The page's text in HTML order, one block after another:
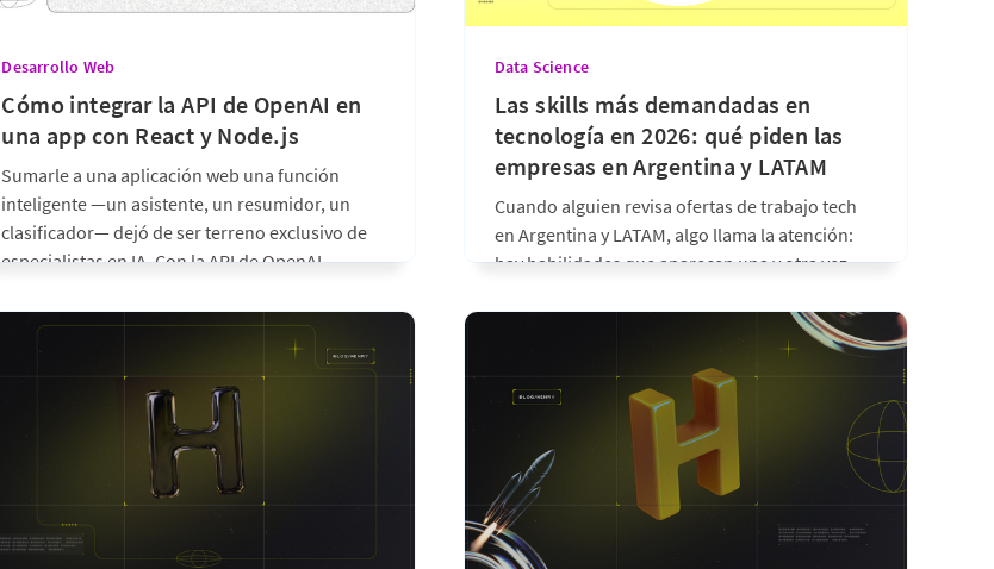
Desarrollo Web
Cómo integrar la API de OpenAI en
una app con React y Node.js
Sumarle a una aplicación web una función
inteligente —un asistente, un resumidor, un
clasificador— dejó de ser terreno exclusivo de
especialistas en IA. Con la API de OpenAI,
hacerlo. El desafío real no es "llamar al
modelo": es hacerlo con la arquitectura
correcta, sin exponer
hace un mes 6 min de lectura
Data Science
Las skills más demandadas en
tecnología en 2026: qué piden las
empresas en Argentina y LATAM
Cuando alguien revisa ofertas de trabajo tech
en Argentina y LATAM, algo llama la atención:
hay habilidades que aparecen una y otra vez,
AI Engineer, un Data Scientist, un desarrollador
Full Stack o un especialista en automatización.
No son habilidades de nicho
hace un mes 6 min de lectura